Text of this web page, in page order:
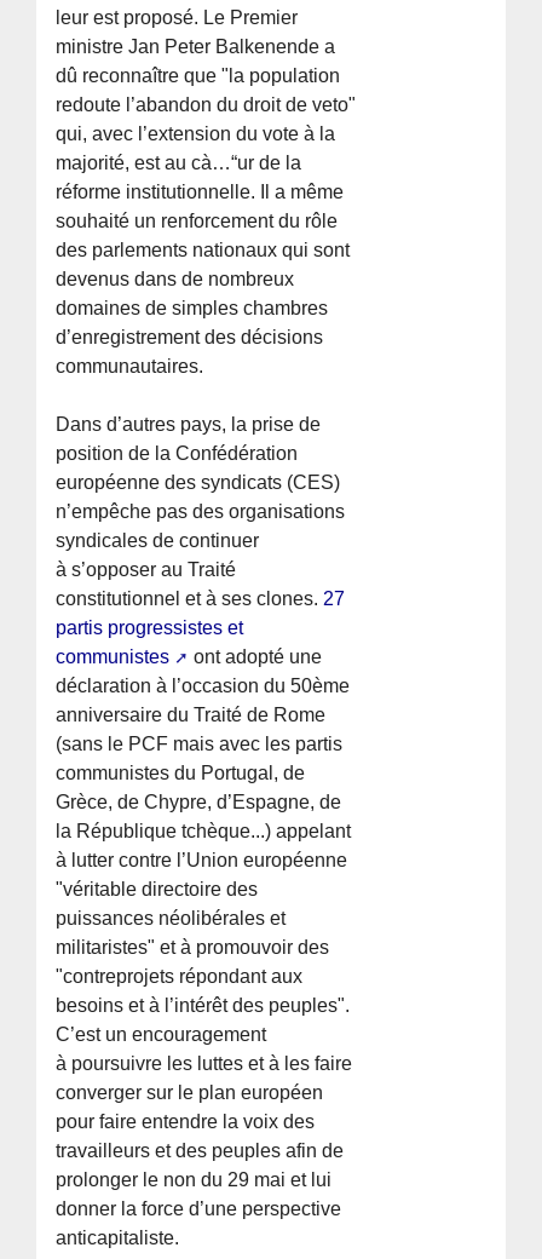
leur est proposé. Le Premier
ministre Jan Peter Balkenende a
dû reconnaître que "la population
redoute l’abandon du droit de veto"
qui, avec l’extension du vote à la
majorité, est au cà…“ur de la
réforme institutionnelle. Il a même
souhaité un renforcement du rôle
des parlements nationaux qui sont
devenus dans de nombreux
domaines de simples chambres
d’enregistrement des décisions
communautaires.
Dans d’autres pays, la prise de
position de la Confédération
européenne des syndicats (CES)
n’empêche pas des organisations
syndicales de continuer
à s’opposer au Traité
constitutionnel et à ses clones. 27
partis progressistes et
communistes
ont adopté une
déclaration à l’occasion du 50ème
anniversaire du Traité de Rome
(sans le PCF mais avec les partis
communistes du Portugal, de
Grèce, de Chypre, d’Espagne, de
la République tchèque...) appelant
à lutter contre l’Union européenne
"véritable directoire des
puissances néolibérales et
militaristes" et à promouvoir des
"contreprojets répondant aux
besoins et à l’intérêt des peuples".
C’est un encouragement
à poursuivre les luttes et à les faire
converger sur le plan européen
pour faire entendre la voix des
travailleurs et des peuples afin de
prolonger le non du 29 mai et lui
donner la force d’une perspective
anticapitaliste.